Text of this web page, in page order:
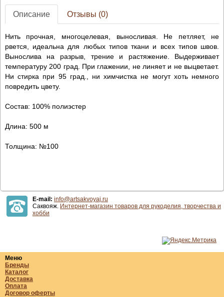
Описание Отзывы (0)
Нить прочная, многоцелевая, выносливая. Не петляет, не
рвется, идеальна для любых типов ткани и всех типов швов.
Вынослива на разрыв, трение и растяжение. Выдерживает
температуру 200 град. При глажении, не линяет и не выцветает.
Ни стирка при 95 град., ни химчистка не могут хоть немного
повредить цвету.
Состав: 100% полиэстер
Длина: 500 м
Толщина: №100
E-mail: info@artsakvoyaj.ru
Саквояж. Интернет-магазин товаров для рукоделия, творчества и
хобби
Меню
Бренды
Каталог
Доставка
Оплата
Договор оферты